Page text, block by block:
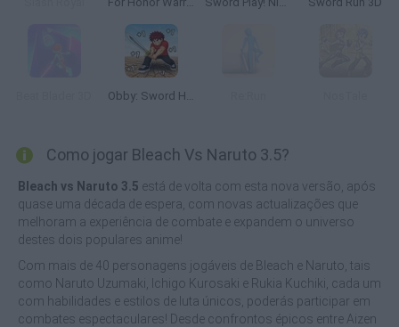
Obby: Sword Hero Adventure
Como jogar Bleach Vs Naruto 3.5?
Bleach vs Naruto 3.5 está de volta com esta nova versão, após
quase uma década de espera, com novas actualizações que
melhoram a experiência de combate e expandem o universo
destes dois populares anime!
Com mais de 40 personagens jogáveis de Bleach e Naruto, tais
como Naruto Uzumaki, Ichigo Kurosaki e Rukia Kuchiki, cada um
com habilidades e estilos de luta únicos, poderás participar em
combates espectaculares! Desde confrontos épicos entre Aizen